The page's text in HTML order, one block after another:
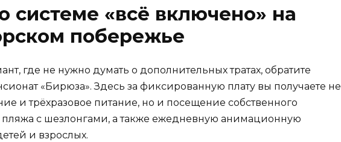
системе «всё включено» на
побережье
где не нужно думать о дополнительных тратах, обратите
«Бирюза». Здесь за фиксированную плату вы получаете не
и трёхразовое питание, но и посещение собственного
пляжа с шезлонгами, а также ежедневную анимационную
и взрослых.